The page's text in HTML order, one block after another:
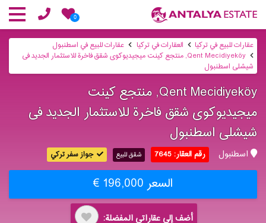
0
عقارات للبيع في تركيا العقارات في تركيا
عقارات للبيع في اسطنبول
Qent Mecidiyeköy, منتجع كینت میجیدیوكوی شقق فاخرة للاستثمار الجدید فی
شیشلی اسطنبول
Qent Mecidiyeköy, منتجع كینت
میجیدیوكوی شقق فاخرة للاستثمار الجدید فی
شیشلی اسطنبول
اسطنبول رقم العقار: 7645 شقق للبيع جواز سفر تركي
السعر 196,000 €
أضف إلى عقاراتي المفضلة: